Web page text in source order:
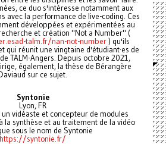
ce duo s'intéresse notamment aux
avec la performance de live-coding. Ces
développées et expérimentées au
et création "Not a Number" (
talm.fr/nan-not-number) qu'ils
qui réunit une vingtaine d'étudiant·es de
TALM-Angers. Depuis octobre 2021,
également, la thèse de Bérangère
sur ce sujet.
Syntonie
Lyon, FR
vidéaste et concepteur de modules
la synthèse et au traitement de la vidéo
sous le nom de Syntonie
https://syntonie.fr/